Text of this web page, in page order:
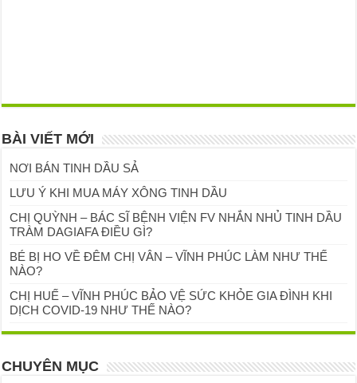
BÀI VIẾT MỚI
NƠI BÁN TINH DẦU SẢ
LƯU Ý KHI MUA MÁY XÔNG TINH DẦU
CHỊ QUỲNH – BÁC SĨ BỆNH VIỆN FV NHẮN NHỦ TINH DẦU
TRÀM DAGIAFA ĐIỀU GÌ?
BÉ BỊ HO VỀ ĐÊM CHỊ VÂN – VĨNH PHÚC LÀM NHƯ THẾ
NÀO?
CHỊ HUẾ – VĨNH PHÚC BẢO VỆ SỨC KHỎE GIA ĐÌNH KHI
DỊCH COVID-19 NHƯ THẾ NÀO?
CHUYÊN MỤC